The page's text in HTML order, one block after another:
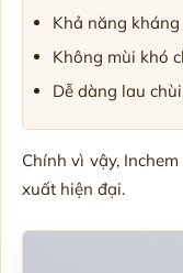
Khả năng
Không mùi khó
Dễ dàng lau
Chính vì vậy,
xuất hiện đại.